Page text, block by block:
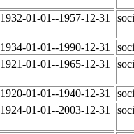
1932-01-01--1957-12-31
1934-01-01--1990-12-31
1921-01-01--1965-12-31
1920-01-01--1940-12-31
1924-01-01--2003-12-31